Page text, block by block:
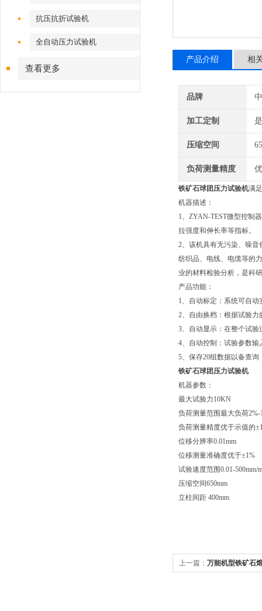
抗压抗折试验机
全自动压力试验机
查看更多
产品介绍 相
品牌
加工定制 是
压缩空间
负荷测量精度
铁矿石球团压力试验机满
机器描述：
1、ZYAN-TEST微型控制
拉强度和伸长率等指标。
2、该机具有无污染、噪
纺织品、电线、电缆等的
业的材料检验分析，是科
产品功能：
1、自动标定：系统可自
2、自由换档：根据试验
3、自动显示：在整个试
4、自动控制：试验参数
5、保存20组数据以备查
铁矿石球团压力试验机
机器参数：
最大试验力10KN
负荷测量范围最大负荷2%-
负荷测量精度优于示值的
位移分辨率0.01mm
位移测量准确度优于±1%
试验速度范围0.01-500mm/
压缩空间650mm
立柱间距 400mm
上一篇： 万能机型铁矿石